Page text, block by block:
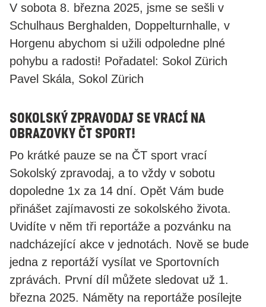
V sobota 8. března 2025, jsme se sešli v
Schulhaus Berghalden, Doppelturnhalle, v
Horgenu abychom si užili odpoledne plné
pohybu a radosti! Pořadatel: Sokol Zürich
Pavel Skála, Sokol Zürich
Sokolský zpravodaj se vrací na
obrazovky ČT sport!
Po krátké pauze se na ČT sport vrací
Sokolský zpravodaj, a to vždy v sobotu
dopoledne 1x za 14 dní. Opět Vám bude
přinášet zajímavosti ze sokolského života.
Uvidíte v něm tři reportáže a pozvánku na
nadcházející akce v jednotách. Nově se bude
jedna z reportáží vysílat ve Sportovních
zprávách. První díl můžete sledovat už 1.
března 2025. Náměty na reportáže posílejte